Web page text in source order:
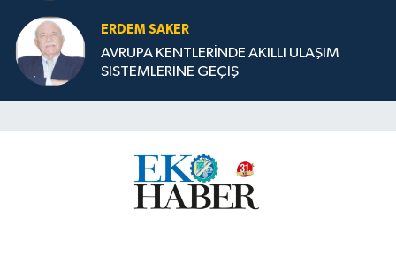
ERDEM SAKER
AVRUPA KENTLERİNDE AKILLI ULAŞIM
SİSTEMLERİNE GEÇİŞ